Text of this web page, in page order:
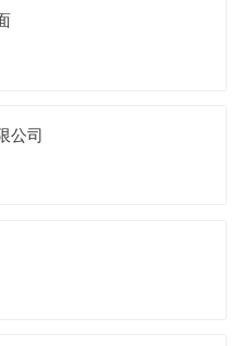
公司